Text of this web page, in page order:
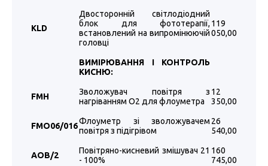
KLD
Двосторонній світлодіодний
блок для фототерапії,
встановлений на випромінюючій
головці
119
050,00
ВИМІРЮВАННЯ І КОНТРОЛЬ
КИСНЮ:
FMH
Зволожувач повітря з
нагріванням O2 для флоуметра
12
350,00
FMO06/016Флоуметр зі зволожувачем
повітря з підігрівом
26
540,00
AOB/2
Повітряно-кисневий змішувач 21
- 100%
160
745,00